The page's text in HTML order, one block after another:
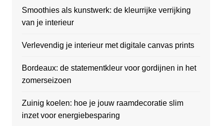
Smoothies als kunstwerk: de kleurrijke verrijking
van je interieur
Verlevendig je interieur met digitale canvas prints
Bordeaux: de statementkleur voor gordijnen in het
zomerseizoen
Zuinig koelen: hoe je jouw raamdecoratie slim
inzet voor energiebesparing